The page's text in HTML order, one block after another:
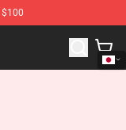
of Anime Bikini